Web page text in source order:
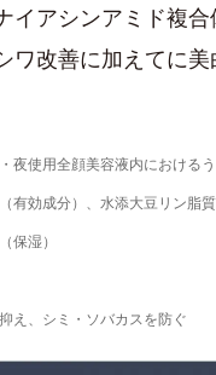
イアシンアミド複
ワ改善に加えてに
夜使用全顔美容液内における
有効成分）、水添大豆リン脂
保湿）
え、シミ・ソバカスを防ぐ